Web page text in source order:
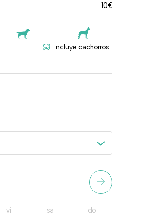
10€
Incluye cachorros
vi sa do